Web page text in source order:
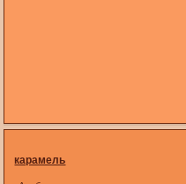
карамель